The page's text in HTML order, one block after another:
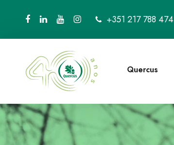
+351 217 788 474
Quercus